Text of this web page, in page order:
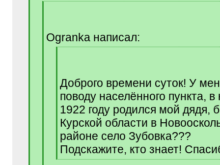
Ogranka написал:
Доброго времени суток! У
поводу населённого пункта, в
1922 году родился мой дядя,
Курской области в
районе село Зубовка???
Подскажите, кто знает!
[